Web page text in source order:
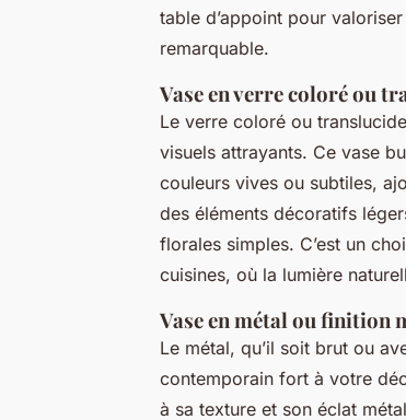
table d’appoint pour
remarquable.
Vase en verre coloré ou
Le verre coloré ou
visuels attrayants. Ce vase
couleurs vives ou subtiles,
des éléments décoratifs
florales simples. C’est un
cuisines, où la lumière
Vase en métal ou finition
Le métal, qu’il soit brut ou
contemporain fort à votre
à sa texture et son éclat